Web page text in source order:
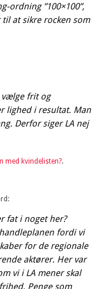
ordning ”100×100”,
at sikre rocken som
vælge frit og
lighed i resultat. Man
Derfor siger LA nej
med kvindelisten?.
fat i noget her?
fordi vi
for de regionale
aktører. Her var
vi i LA mener skal
Penge som